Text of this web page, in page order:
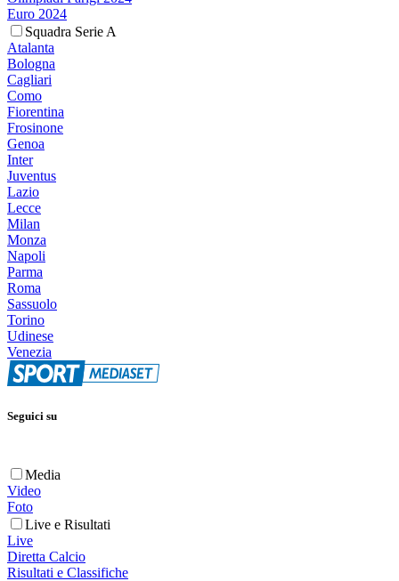
Euro 2024
Squadra Serie A
Atalanta
Bologna
Cagliari
Como
Fiorentina
Frosinone
Genoa
Inter
Juventus
Lazio
Lecce
Milan
Monza
Napoli
Parma
Roma
Sassuolo
Torino
Udinese
Venezia
Seguici su
Media
Video
Foto
Live e Risultati
Live
Diretta Calcio
Risultati e Classifiche